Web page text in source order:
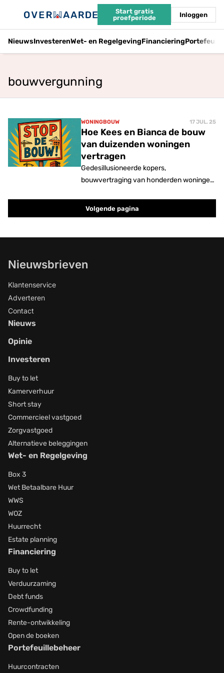
Start gratis
proefperiode
Inloggen
NieuwsInvesterenWet- en RegelgevingFinanciering
bouwvergunning
WONINGBOUW 17 JUL. 25
Hoe Kees en Bianca de bouw
van duizenden woningen
vertragen
Gedesillusioneerde kopers,
bouwvertraging van honderden woningen
In Weespersluis legt één echtpaar de
bouw van duizenden nieuwe huizen lam.
procedures', zucht Fred Langeslag,
weten de bouw van duizenden woningen
Volgende pagina
Nieuwsbrieven
Klantenservice
Adverteren
Contact
Nieuws
Opinie
Investeren
Buy to let
Kamerverhuur
Short stay
Commercieel vastgoed
Zorgvastgoed
Alternatieve beleggingen
Wet- en Regelgeving
Box 3
Wet Betaalbare Huur
WWS
WOZ
Huurrecht
Estate planning
Financiering
Buy to let
Verduurzaming
Debt funds
Crowdfunding
Rente-ontwikkeling
Open de boeken
Portefeuillebeheer
Huurcontracten